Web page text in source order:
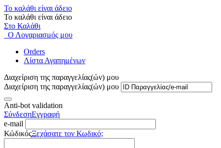
Το καλάθι είναι άδειο
Το καλάθι είναι άδειο
Στο Καλάθι
Ο Λογαριασμός μου
Orders
Λίστα Αγαπημένων
Διαχείριση της παραγγελίας(ών) μου
Διαχείριση της παραγγελίας(ών) μου
Anti-bot validation
ΣύνδεσηΕγγραφή
e-mail
ΚώδικόςΞεχάσατε τον Κωδικό;